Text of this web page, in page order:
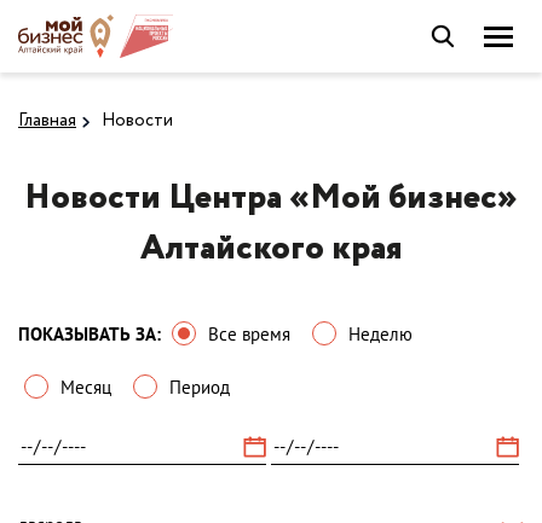
Главная Новости
Новости Центра «Мой бизнес»
Алтайского края
ПОКАЗЫВАТЬ ЗА: Все время Неделю
Месяц Период